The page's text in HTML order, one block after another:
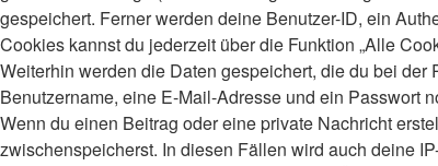
gespeichert. Ferner werden deine Benutzer-ID, ein
Cookies kannst du jederzeit über die Funktion „Alle
Weiterhin werden die Daten gespeichert, die du bei
Benutzername, eine E-Mail-Adresse und ein Passwort
Wenn du einen Beitrag oder eine private Nachricht
zwischenspeicherst. In diesen Fällen wird auch deine